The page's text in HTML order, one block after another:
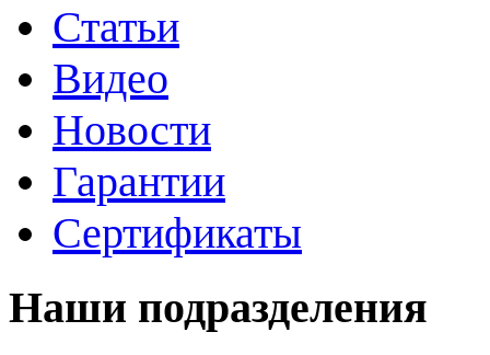
Статьи
Видео
Новости
Гарантии
Сертификаты
Наши подразделения